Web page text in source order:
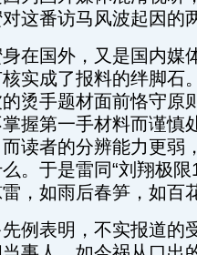
这番访马风波起因的
国外，又是国内媒
实成了报料的绊脚石
烫手题材面前恪守原
握第一手材料而谨慎
读者的分辨能力更弱
。于是雷同“刘翔极
，如雨后春笋，如百
表明，不实报道的